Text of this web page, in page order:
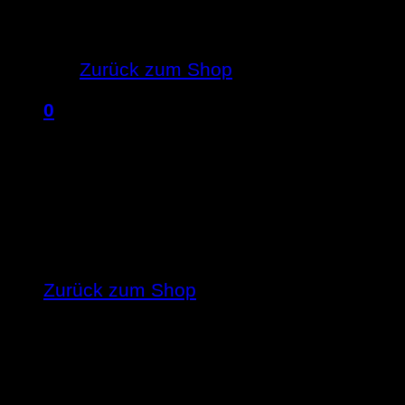
Zurück zum Shop
0
Zurück zum Shop